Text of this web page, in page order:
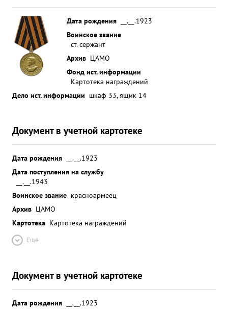
Дата рождения
__.__.1923
Воинское звание
ст. сержант
Архив ЦАМО
Фонд ист. информации
Картотека награждений
Дело ист. информации шкаф 33, ящик 14
Документ в учетной картотеке
Дата рождения
__.__.1923
Дата поступления на службу
__.__.1943
Воинское звание красноармеец
Архив ЦАМО
Картотека Картотека награждений
Ещё
Документ в учетной картотеке
Дата рождения __.__.1923